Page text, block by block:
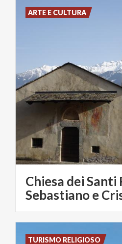
Chiesa dei Santi
Sebastiano e
ARTE E CULTURA
TURISMO RELIGIOSO